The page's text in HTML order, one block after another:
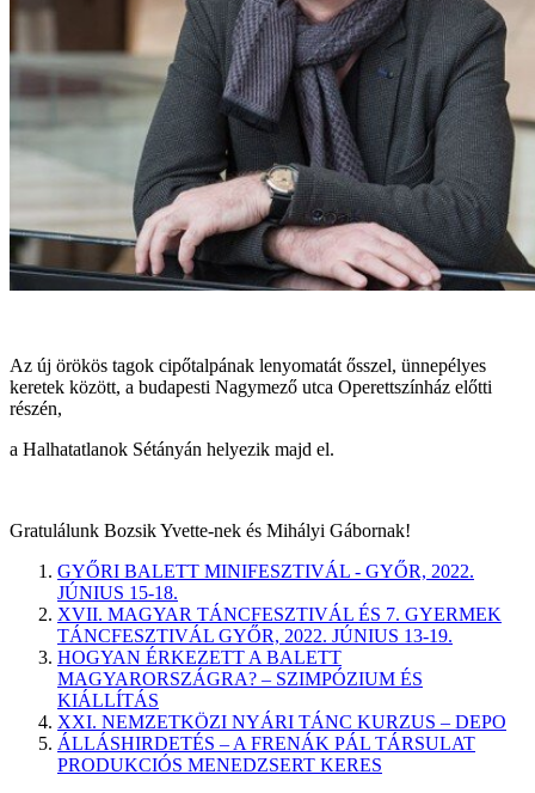
Az új örökös tagok cipőtalpának lenyomatát ősszel, ünnepélyes
keretek között, a budapesti Nagymező utca Operettszínház előtti
részén,
a Halhatatlanok Sétányán helyezik majd el.
Gratulálunk Bozsik Yvette-nek és Mihályi Gábornak!
GYŐRI BALETT MINIFESZTIVÁL - GYŐR, 2022.
JÚNIUS 15-18.
XVII. MAGYAR TÁNCFESZTIVÁL ÉS 7. GYERMEK
TÁNCFESZTIVÁL GYŐR, 2022. JÚNIUS 13-19.
HOGYAN ÉRKEZETT A BALETT
MAGYARORSZÁGRA? – SZIMPÓZIUM ÉS
KIÁLLÍTÁS
XXI. NEMZETKÖZI NYÁRI TÁNC KURZUS – DEPO
ÁLLÁSHIRDETÉS – A FRENÁK PÁL TÁRSULAT
PRODUKCIÓS MENEDZSERT KERES